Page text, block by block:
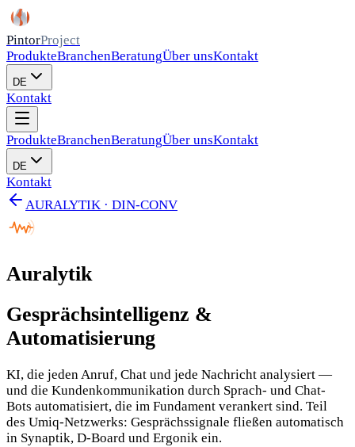
PintorProject
ProdukteBranchenBeratungÜber unsKontakt
DE
Kontakt
ProdukteBranchenBeratungÜber unsKontakt
DE
Kontakt
AURALYTIK · DIN-CONV
Auralytik
Gesprächsintelligenz &
Automatisierung
KI, die jeden Anruf, Chat und jede Nachricht analysiert —
und die Kundenkommunikation durch Sprach- und Chat-
Bots automatisiert, die im Fundament verankert sind. Teil
des Umiq-Netzwerks: Gesprächssignale fließen automatisch
in Synaptik, D-Board und Ergonik ein.